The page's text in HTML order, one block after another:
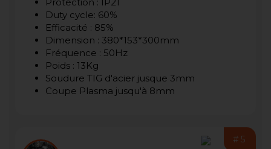
Duty cycle: 60%
Efficacité : 85%
Dimension : 380*153*300mm
Fréquence : 50Hz
Poids : 13Kg
Soudure TIG d'acier jusque 3mm
Coupe Plasma jusqu'à 8mm
#5